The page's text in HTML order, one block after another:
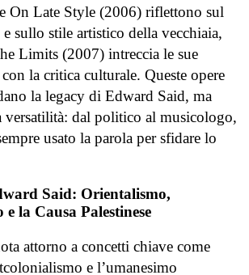
On Late Style (2006) riflettono sul
sullo stile artistico della vecchiaia,
Limits (2007) intreccia le sue
la critica culturale. Queste opere
la legacy di Edward Said, ma
versatilità: dal politico al musicologo,
usato la parola per sfidare lo
Said: Orientalismo,
la Causa Palestinese
attorno a concetti chiave come
e l’umanesimo